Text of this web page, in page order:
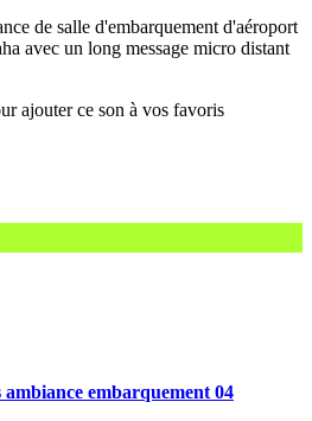
de salle d'embarquement d'aéroport
avec un long message micro distant
embarquement 04